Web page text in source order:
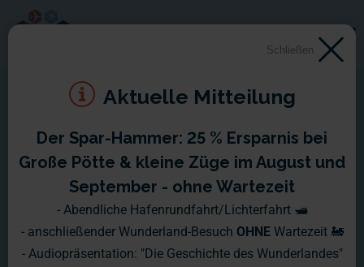
Schließen
Aktuelle Mitteilung
Der Spar-Hammer: 25 % Ersparnis bei
Große Pötte & kleine Züge im August und
September - ohne Wartezeit
- Abendliche Hafenrundfahrt/Lichterfahrt 🛥️
- anschließender Wunderland-Besuch OHNE Wartezeit 🚂
- Audiopräsentation: "Die Geschichte des Wunderlandes"